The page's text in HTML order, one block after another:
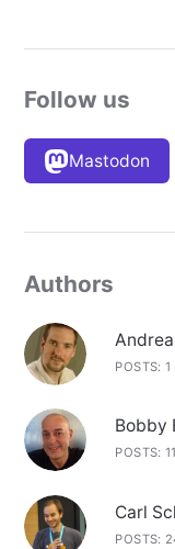
Follow us
Mastodon
Authors
POSTS: 1
Bobby
POSTS:
Carl
POSTS: